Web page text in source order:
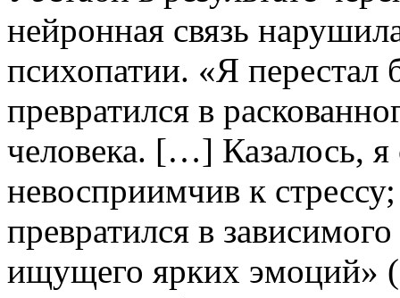
нейронная связь
психопатии. «Я
превратился в
человека. […] Казалось, я
невосприимчив к
превратился в
ищущего ярких эмоций»